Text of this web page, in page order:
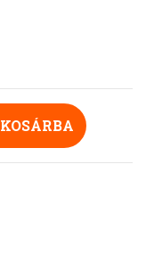
KOSÁRBA